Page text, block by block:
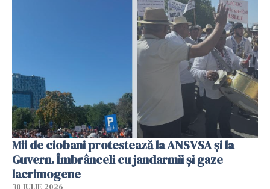
Mii de ciobani protestează la ANSVSA și la
Guvern. Îmbrânceli cu jandarmii și gaze
lacrimogene
30 IULIE 2026